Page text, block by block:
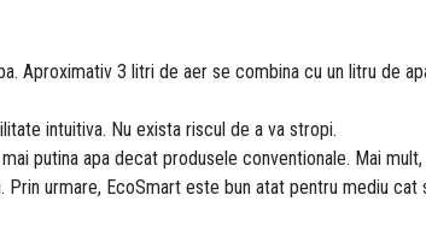
3 litri de aer se combina cu un litru de
intuitiva. Nu exista riscul de a va stropi.
putina apa decat produsele conventionale. Mai
urmare, EcoSmart este bun atat pentru mediu